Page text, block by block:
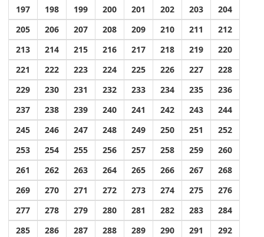
197 198 199 200 201 202 203
204
205
206 207 208 209 210 211
212
213
214 215 216 217 218 219
220
221
222 223 224 225 226 227
228
229
230 231 232 233 234 235
236
237
238 239 240 241 242 243
244
245
246 247 248 249 250 251
252
253
254 255 256 257 258 259
260
261
262 263 264 265 266 267
268
269
270 271 272 273 274 275
276
277
278 279 280 281 282 283
284
285
286 287 288 289 290 291
292